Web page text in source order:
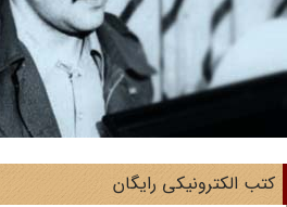
الکترونیکی رایگان